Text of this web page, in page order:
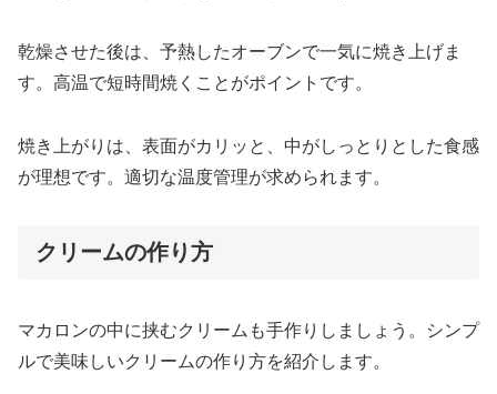
乾燥させた後は、予熱したオーブンで一気に焼き上げま
す。高温で短時間焼くことがポイントです。
焼き上がりは、表面がカリッと、中がしっとりとした食感
が理想です。適切な温度管理が求められます。
クリームの作り方
マカロンの中に挟むクリームも手作りしましょう。シンプ
ルで美味しいクリームの作り方を紹介します。